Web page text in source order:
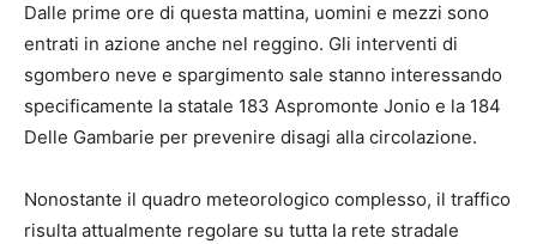
Dalle prime ore di questa mattina, uomini e mezzi sono
entrati in azione anche nel reggino. Gli interventi di
sgombero neve e spargimento sale stanno interessando
specificamente la statale 183 Aspromonte Jonio e la 184
Delle Gambarie per prevenire disagi alla circolazione.
Nonostante il quadro meteorologico complesso, il traffico
risulta attualmente regolare su tutta la rete stradale